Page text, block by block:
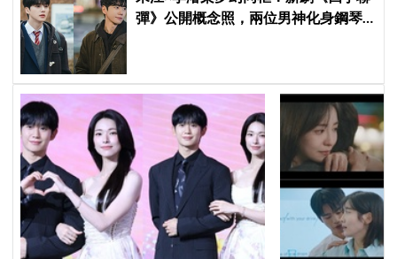
彈》公開概念照，兩位男神化身鋼琴